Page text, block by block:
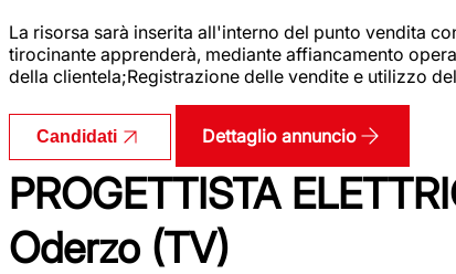
La risorsa sarà inserita all'interno del punto vendita
tirocinante apprenderà, mediante affiancamento
della clientela;Registrazione delle vendite e utilizzo
Candidati Dettaglio annuncio
PROGETTISTA
Oderzo (TV)